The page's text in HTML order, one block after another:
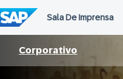
para
o
conteúdo
Corporativo